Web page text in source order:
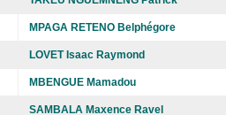
MPAGA RETENO Belphégore
LOVET Isaac Raymond
MBENGUE Mamadou
SAMBALA Maxence Ravel